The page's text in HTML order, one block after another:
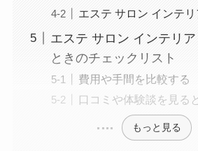
エステ サロン インテ
エステ サロン インテリ
ときのチェックリスト
費用や手間を比較する
口コミや体験談を見る
もっと見る